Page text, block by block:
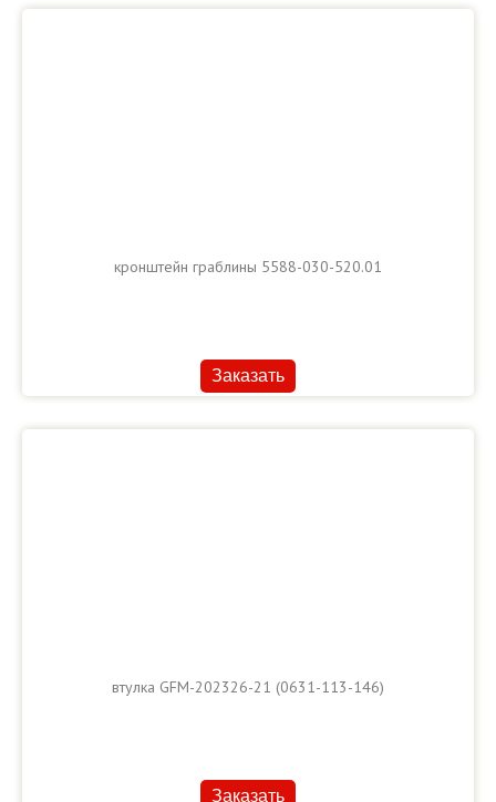
кронштейн граблины 5588-030-520.01
Заказать
втулка GFM-202326-21 (0631-113-146)
Заказать